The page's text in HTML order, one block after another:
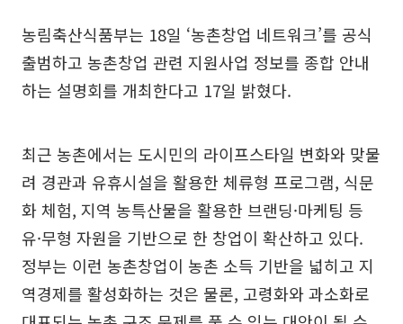
농림축산식품부는 18일 ‘농촌창업 네트워크’를 공식
출범하고 농촌창업 관련 지원사업 정보를 종합 안내
하는 설명회를 개최한다고 17일 밝혔다.
최근 농촌에서는 도시민의 라이프스타일 변화와 맞물
려 경관과 유휴시설을 활용한 체류형 프로그램, 식문
화 체험, 지역 농특산물을 활용한 브랜딩·마케팅 등
유·무형 자원을 기반으로 한 창업이 확산하고 있다.
정부는 이런 농촌창업이 농촌 소득 기반을 넓히고 지
역경제를 활성화하는 것은 물론, 고령화와 과소화로